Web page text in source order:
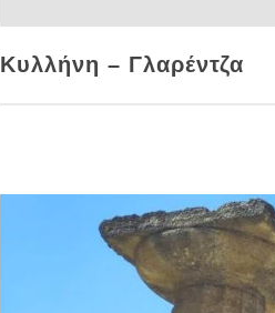
Κυλλήνη – Γλαρέντζα